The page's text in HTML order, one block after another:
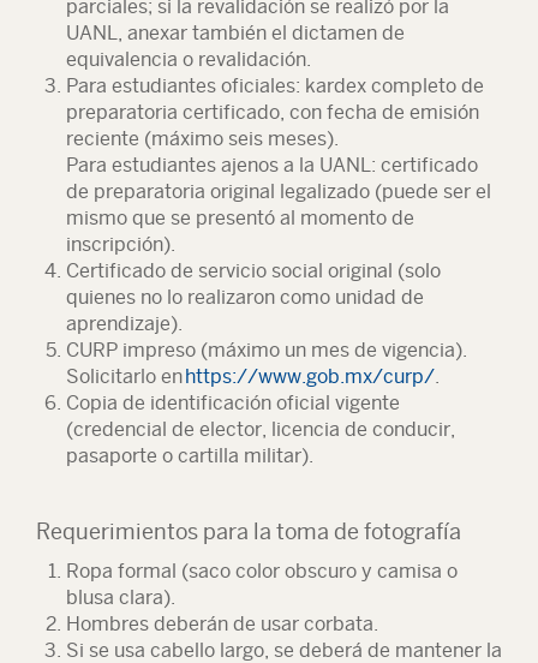
parciales; si la revalidación se realizó por la
UANL, anexar también el dictamen de
equivalencia o revalidación.
Para estudiantes oficiales: kardex completo de
preparatoria certificado, con fecha de emisión
reciente (máximo seis meses).
Para estudiantes ajenos a la UANL: certificado
de preparatoria original legalizado (puede ser el
mismo que se presentó al momento de
inscripción).
Certificado de servicio social original (solo
quienes no lo realizaron como unidad de
aprendizaje).
CURP impreso (máximo un mes de vigencia).
Solicitarlo enhttps://www.gob.mx/curp/.
Copia de identificación oficial vigente
(credencial de elector, licencia de conducir,
pasaporte o cartilla militar).
Requerimientos para la toma de fotografía
Ropa formal (saco color obscuro y camisa o
blusa clara).
Hombres deberán de usar corbata.
Si se usa cabello largo, se deberá de mantener la